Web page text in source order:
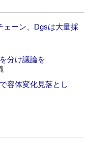
ェーン、Dgsは大量採
分け議論を
容体変化見落とし